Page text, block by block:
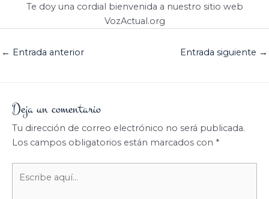
Te doy una cordial bienvenida a nuestro sitio web
VozActual.org
← Entrada anterior Entrada siguiente →
Deja un comentario
Tu dirección de correo electrónico no será publicada.
Los campos obligatorios están marcados con *
aquí...